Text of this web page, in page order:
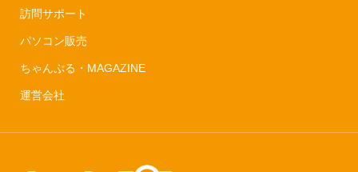
訪問サポート
パソコン販売
ちゃんぷる・MAGAZINE
運営会社